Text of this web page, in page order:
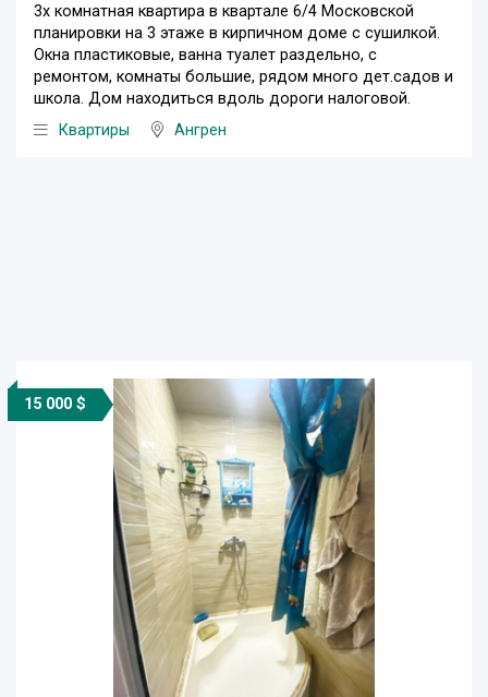
3х комнатная квартира в квартале 6/4 Московской
планировки на 3 этаже в кирпичном доме с сушилкой.
Окна пластиковые, ванна туалет раздельно, с
ремонтом, комнаты большие, рядом много дет.садов и
школа. Дом находиться вдоль дороги налоговой.
Квартиры
Ангрен
15 000 $